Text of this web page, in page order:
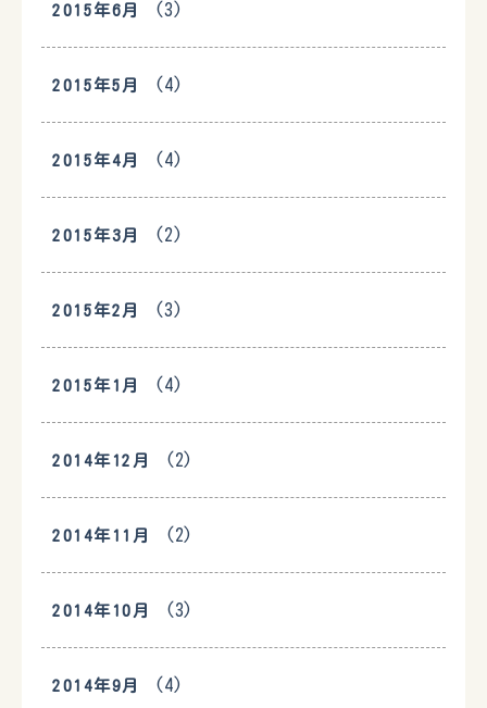
2015年6月 (3)
2015年5月 (4)
2015年4月 (4)
2015年3月 (2)
2015年2月 (3)
2015年1月 (4)
2014年12月 (2)
2014年11月 (2)
2014年10月 (3)
2014年9月 (4)